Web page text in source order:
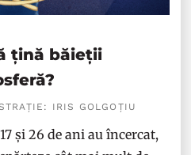
țină băieții
IRIS GOLGOȚIU
și 26 de ani au încercat,